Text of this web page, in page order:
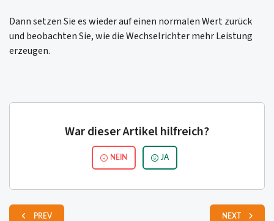
Dann setzen Sie es wieder auf einen normalen Wert zurück
und beobachten Sie, wie die Wechselrichter mehr Leistung
erzeugen.
War dieser Artikel hilfreich?
NEIN JA
PREV NEXT